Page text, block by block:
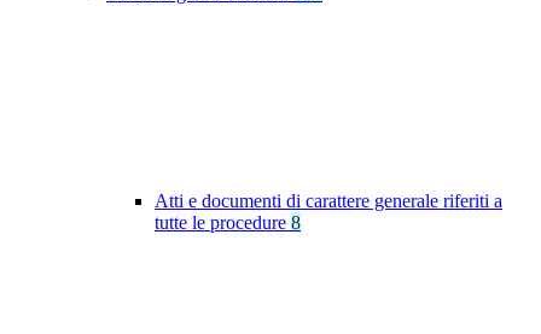
Atti e documenti di carattere generale riferiti a
tutte le procedure 8